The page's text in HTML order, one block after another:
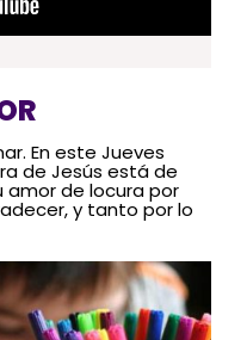
En este Jueves
de Jesús está de
amor de locura por
y tanto por lo